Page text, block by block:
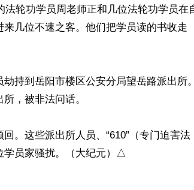
轮功学员周老师正和几位法轮功学员在
几位不速之客。他们把学员读的书收走
持到岳阳市楼区公安分局望岳路派出所。
，被非法问话。
。这些派出所人员、“610”（专门迫害法
学员家骚扰。（大纪元）△